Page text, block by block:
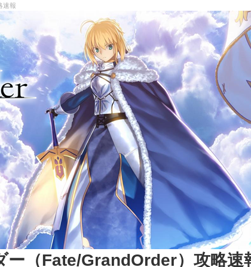
速報
ー（Fate/GrandOrder）攻略速